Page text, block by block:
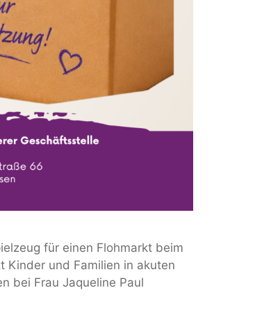
für einen Flohmarkt beim
Kinder und Familien in akuten
bei Frau Jaqueline Paul